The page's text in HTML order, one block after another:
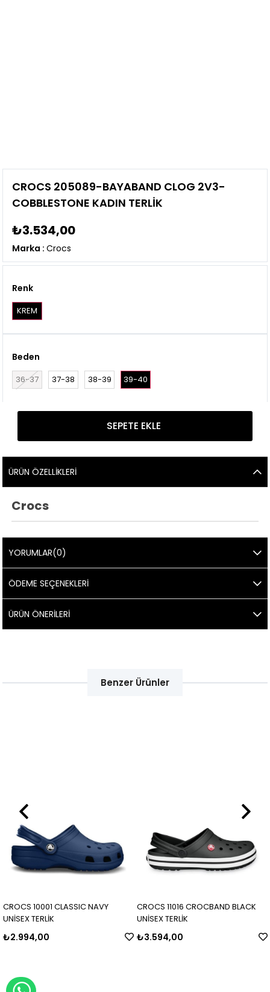
CROCS 205089-BAYABAND CLOG 2V3-
COBBLESTONE KADIN TERLİK
₺3.534,00
Marka : Crocs
Renk
KREM
Beden
36-37 37-38 38-39 39-40
ÜRÜN ÖZELLIKLERI
Crocs
YORUMLAR(0)
ÖDEME SEÇENEKLERI
ÜRÜN ÖNERILERI
Benzer Ürünler
CROCS 10001 CLASSIC NAVY
UNİSEX TERLİK
₺2.994,00
CROCS 11016 CROCBAND BLACK
UNİSEX TERLİK
₺3.594,00